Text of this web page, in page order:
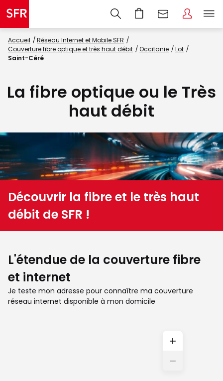
Accueil
Réseau Internet et Mobile SFR
Couverture fibre optique et très haut débit
Occitanie
Lot
Saint-Céré
La fibre optique ou le Très
haut débit
Découvrir la fibre et le très haut
débit de SFR !
L'étendue de la couverture fibre
et internet
Je teste mon adresse pour connaître ma couverture
réseau internet disponible à mon domicile
+
−